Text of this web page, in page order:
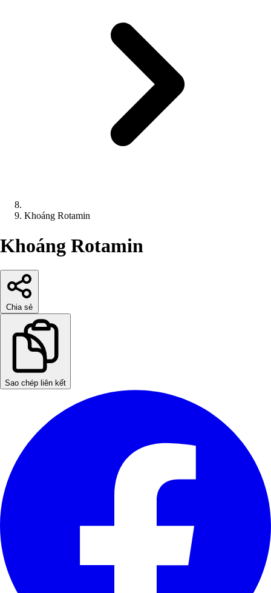
Khoáng Rotamin
Khoáng Rotamin
Chia sẻ
Sao chép liên kết